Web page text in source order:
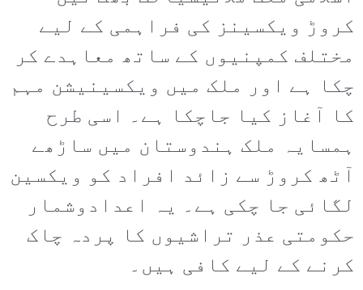
کروڑ ویکسینز کی فراہمی کے لیے
مختلف کمپنیوں کے ساتھ معاہدے کر
چکا ہے اور ملک میں ویکسینیشن مہم
کا آغاز کیا جاچکا ہے۔ اسی طرح
ہمسایہ ملک ہندوستان میں ساڑھے
آٹھ کروڑ سے زائد افراد کو ویکسین
لگائی جا چکی ہے۔ یہ اعدادوشمار
حکومتی عذر تراشیوں کا پردہ چاک
کرنے کے لیے کافی ہیں۔